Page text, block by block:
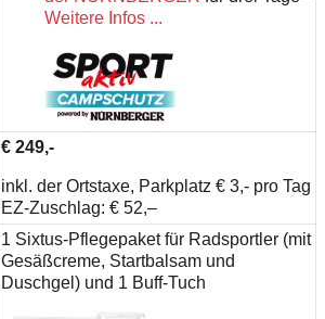
Weitere Infos ...
€ 249,-
inkl. der Ortstaxe, Parkplatz € 3,- pro Tag
EZ-Zuschlag: € 52,–
1 Sixtus-Pflegepaket für Radsportler (mit
Gesäßcreme, Startbalsam und
Duschgel) und 1 Buff-Tuch